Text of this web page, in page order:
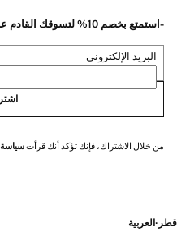
-استمتع بخصم 10% لتسوقك القادم عند اشتراكك في نشرتنا الاخبارية
البريد الإلكتروني
من خلال الاشتراك، فإنك تؤكد أنك قرأت
قطر ·العربية